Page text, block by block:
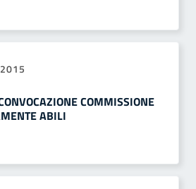
COMMISSIONE
ABILI